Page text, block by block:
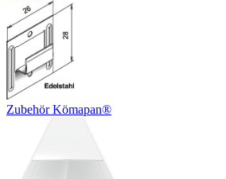
Zubehör Kömapan®